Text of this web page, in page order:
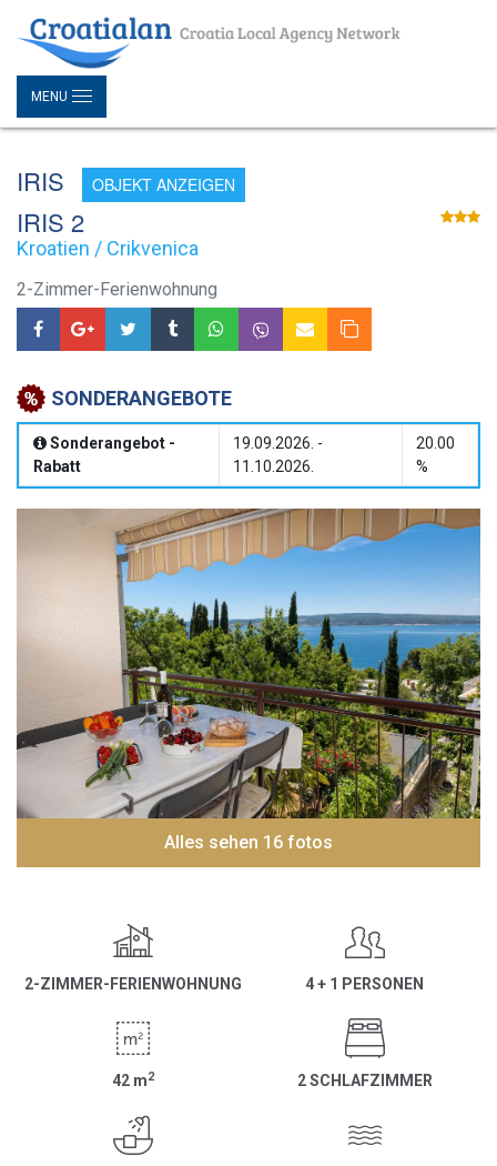
MENU
IRIS OBJEKT ANZEIGEN
IRIS 2
Kroatien / Crikvenica
2-Zimmer-Ferienwohnung
SONDERANGEBOTE
Sonderangebot -
Rabatt
19.09.2026. -
11.10.2026.
20.00
%
Alles sehen 16 fotos
2-ZIMMER-FERIENWOHNUNG 4 + 1 PERSONEN
42 m2 2 SCHLAFZIMMER